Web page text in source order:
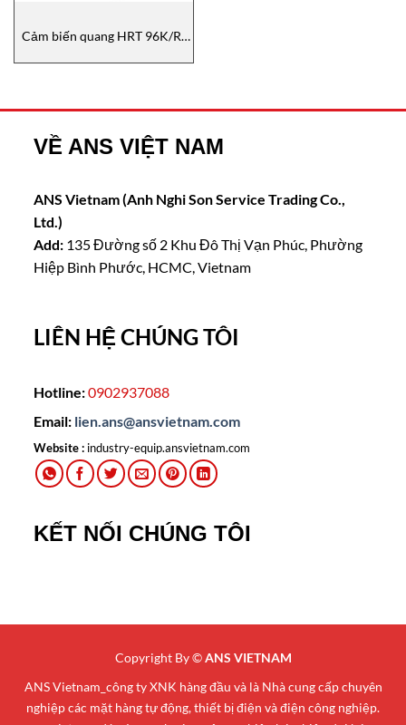
Cảm biến quang HRT 96K/R-
VỀ ANS VIỆT NAM
ANS Vietnam (Anh Nghi Son Service Trading Co.,
Ltd.)
Add: 135 Đường số 2 Khu Đô Thị Vạn Phúc, Phường
Hiệp Bình Phước, HCMC, Vietnam
LIÊN HỆ CHÚNG TÔI
Hotline:0902937088
Email: lien.ans@ansvietnam.com
Website : industry-equip.ansvietnam.com
KẾT NỐI CHÚNG TÔI
Copyright By ©ANS VIETNAM
ANS Vietnam_công ty XNK hàng đầu và là Nhà cung cấp chuyên
nghiệp các mặt hàng tự động, thiết bị điện và điện công nghiệp.